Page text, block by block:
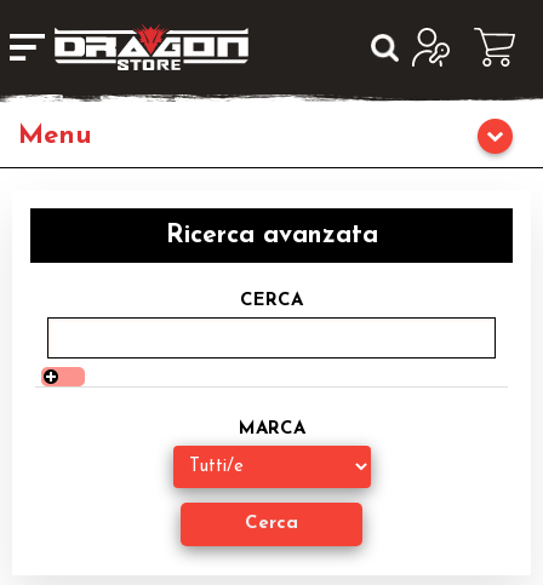
Giochi da Tavolo
Giochi di Ruolo
Librigame
Fumetti & Romanzi
Giochi di Carte Collezionabili
Ricerca avanzata
CERCA
MARCA